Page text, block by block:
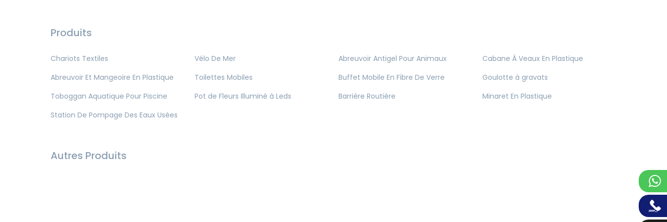
Produits
Chariots Textiles Vélo De Mer Abreuvoir Antigel Pour Animaux
Cabane À Veaux En Plastique
Abreuvoir Et Mangeoire En Plastique
Toilettes Mobiles Buffet Mobile En Fibre De Verre
Goulotte à gravats
Toboggan Aquatique Pour Piscine
Pot de Fleurs Illuminé à Leds Barrière Routière
Minaret En Plastique
Station De Pompage Des Eaux Usées
Autres Produits